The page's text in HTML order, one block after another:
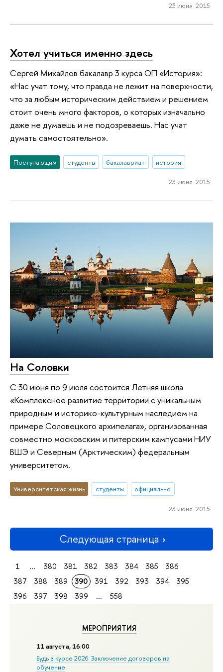
МЕРОПРИЯТИЯ
11 августа, 16:00
Будь в курсе 2026: Заключение договоров на
обучение
23 июня 2015
Хотел учиться именно здесь
Сергей Михайлов бакалавр 3 курса ОП «История»:
«Нас учат тому, что правда не лежит на поверхности,
что за любым историческим действием и решением
стоит очень много факторов, о которых изначально
даже не думаешь и не подозреваешь. Нас учат
думать самостоятельно».
Поступающим студенты бакалавриат история
23 июня 2015
На Соловки
С 30 июня по 9 июля состоится Летняя школа
«Комплексное развитие территории с уникальным
природным и историко-культурным наследием на
примере Соловецкого архипелага», организованная
совместно московским и питерским кампусами НИУ
ВШЭ и Северным (Арктическим) федеральным
университетом.
Университетская жизнь студенты официально
23 июня 2015
Следующая страница
1 ... 380 381 382 383 384 385
386
387
388 389 390 391 392 393 394
395
396
397 398 399 ... 558